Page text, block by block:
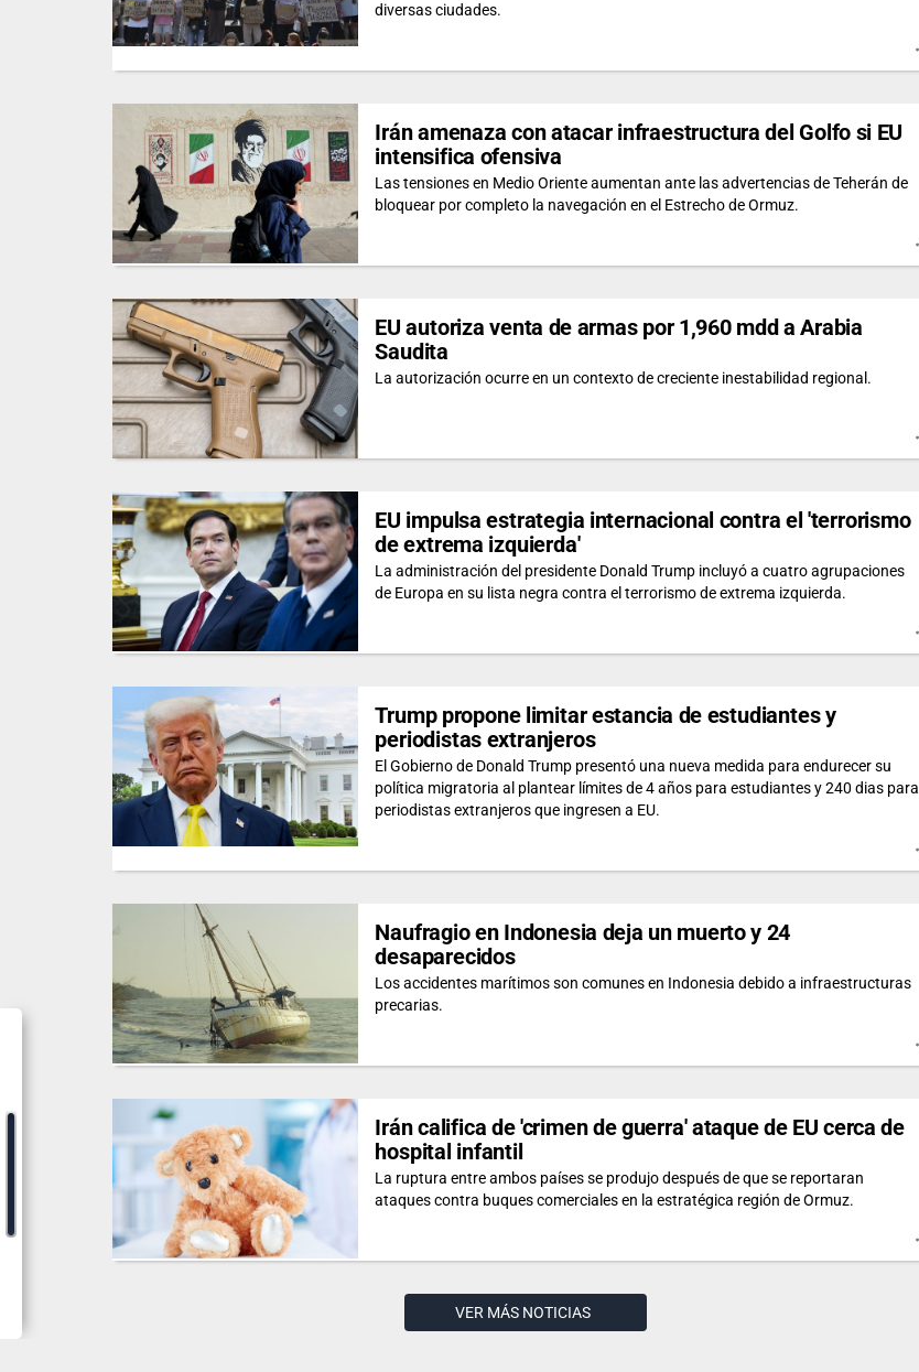
diversas ciudades.
Irán amenaza con atacar infraestructura del Golfo si EU
intensifica ofensiva
Las tensiones en Medio Oriente aumentan ante las advertencias de Teherán de
bloquear por completo la navegación en el Estrecho de Ormuz.
EU autoriza venta de armas por 1,960 mdd a Arabia
Saudita
La autorización ocurre en un contexto de creciente inestabilidad regional.
EU impulsa estrategia internacional contra el 'terrorismo
de extrema izquierda'
La administración del presidente Donald Trump incluyó a cuatro agrupaciones
de Europa en su lista negra contra el terrorismo de extrema izquierda.
Trump propone limitar estancia de estudiantes y
periodistas extranjeros
El Gobierno de Donald Trump presentó una nueva medida para endurecer su
política migratoria al plantear límites de 4 años para estudiantes y 240 dias para
periodistas extranjeros que ingresen a EU.
Naufragio en Indonesia deja un muerto y 24
desaparecidos
Los accidentes marítimos son comunes en Indonesia debido a infraestructuras
precarias.
Irán califica de 'crimen de guerra' ataque de EU cerca de
hospital infantil
La ruptura entre ambos países se produjo después de que se reportaran
ataques contra buques comerciales en la estratégica región de Ormuz.
VER MÁS NOTICIAS